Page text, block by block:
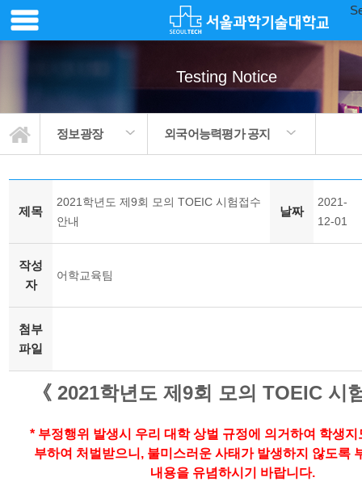
Testing Notice
정보광장 외국어능력평가 공지
제목
2021학년도 제9회 모의 TOEIC 시험접수
안내
날짜
2021-
12-01
작성
자
어학교육팀
첨부
파일
《 2021학년도 제9회 모의 TOEIC 시
* 부정행위 발생시 우리 대학 상벌 규정에 의거하여 학생
부하여 처벌받으니, 불미스러운 사태가 발생하지 않도록
내용을 유념하시기 바랍니다.